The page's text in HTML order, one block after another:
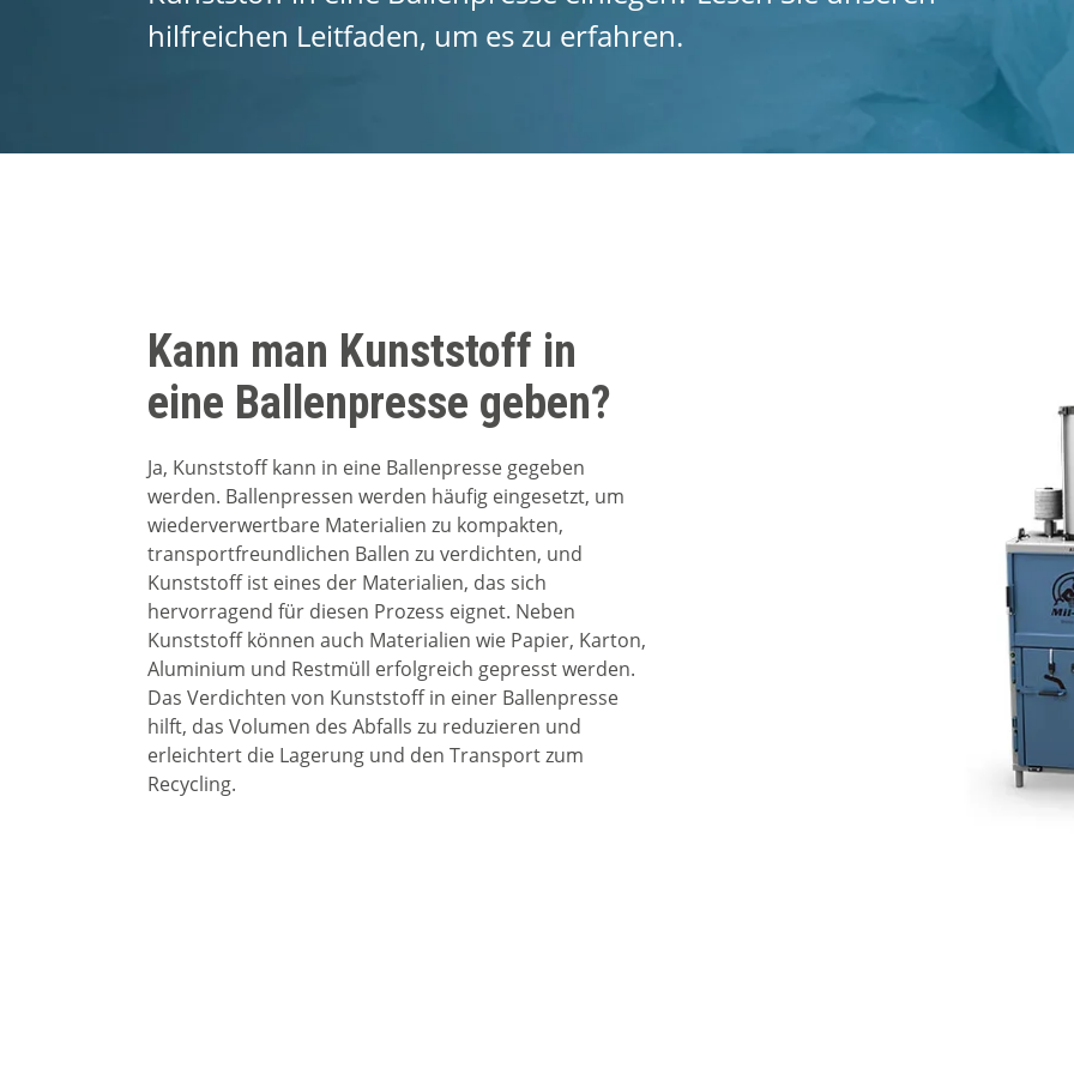
hilfreichen Leitfaden, um es zu erfahren.
Kann man Kunststoff in
eine Ballenpresse geben?
Ja, Kunststoff kann in eine Ballenpresse gegeben
werden. Ballenpressen werden häufig eingesetzt, um
wiederverwertbare Materialien zu kompakten,
transportfreundlichen Ballen zu verdichten, und
Kunststoff ist eines der Materialien, das sich
hervorragend für diesen Prozess eignet. Neben
Kunststoff können auch Materialien wie Papier, Karton,
Aluminium und Restmüll erfolgreich gepresst werden.
Das Verdichten von Kunststoff in einer Ballenpresse
hilft, das Volumen des Abfalls zu reduzieren und
erleichtert die Lagerung und den Transport zum
Recycling.